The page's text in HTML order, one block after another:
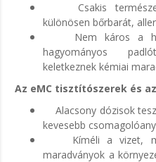
Csakis
különösen bőrbarát,
Nem káros a
hagyományos
keletkeznek kémiai
Az eMC tisztítószerek és
Alacsony dózisok
kevesebb
Kíméli a vizet,
maradványok a